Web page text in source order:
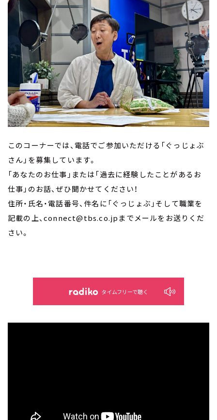
このコーナーでは、電話でご参加いただける「ぐっじょぶ
さん」を募集しています。
「あなたのお仕事」または「過去に経験したことがあるお
仕事」のお話、ぜひ聞かせてください！
住所・氏名・電話番号、件名に「ぐっじょぶ」そして職業を
記載の上、connect@tbs.co.jpまでメールをお送りくだ
さい。
タイムフリーで聴く